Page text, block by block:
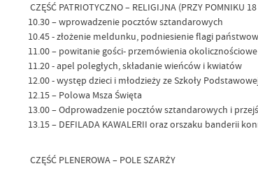
CZĘŚĆ PATRIOTYCZNO – RELIGIJNA (PRZY POMNIKU
10.30 – wprowadzenie pocztów sztandarowych
10.45 - złożenie meldunku, podniesienie flagi
11.00 – powitanie gości- przemówienia okolicznościowe
11.20 - apel poległych, składanie wieńców i kwiatów
12.00 - występ dzieci i młodzieży ze Szkoły
12.15 – Polowa Msza Święta
13.00 – Odprowadzenie pocztów sztandarowych i
13.15 – DEFILADA KAWALERII oraz orszaku banderii
CZĘŚĆ PLENEROWA – POLE SZARŻY